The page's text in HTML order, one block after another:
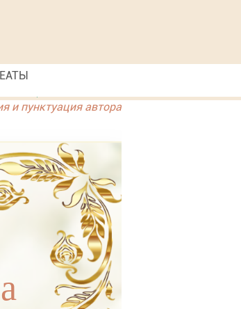
и пунктуация автора